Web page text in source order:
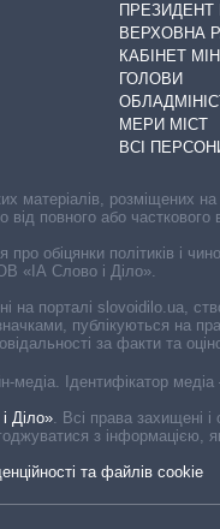
ПРЕЗИДЕНТ
ВЕРХОВНА
КАБІНЕТ
ГОЛОВИ
МЕРИ МІСТ
ВСІ
медіа. Ідентифікатор
Діло». Всі права захищені
з інформацією,
та файлів cookie
матеріалів, розміщених
від повного або часткового
про обіцянки політиків і
«ІА Слово і Діло».
на порталі slovoidilo.ua,
публікуються на
за факти та